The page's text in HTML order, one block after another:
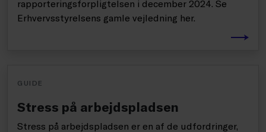
rapporteringsforpligtelsen i december 2024. Se
Erhvervsstyrelsens gamle vejledning her.
GUIDE
Stress på arbejdspladsen
Stress på arbejdspladsen er en af de udfordringer,